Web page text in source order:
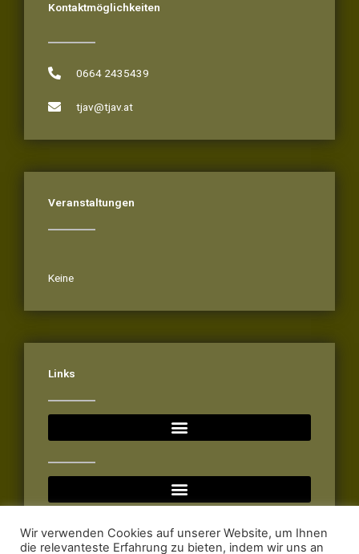
Kontaktmöglichkeiten
0664 2435439
tjav@tjav.at
Veranstaltungen
Keine
Links
Wir verwenden Cookies auf unserer Website, um Ihnen
die relevanteste Erfahrung zu bieten, indem wir uns an